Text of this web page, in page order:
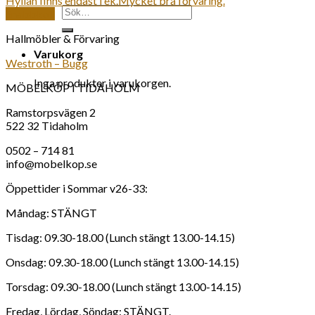
Sök
efter:
Varukorg
Inga produkter i varukorgen.
Hallmöbler & Förvaring
Westroth – Bugg
MÖBELKÖP I TIDAHOLM
Ramstorpsvägen 2
522 32 Tidaholm
0502 – 714 81
info@mobelkop.se
Öppettider i Sommar v26-33:
Måndag: STÄNGT
Tisdag: 09.30-18.00 (Lunch stängt 13.00-14.15)
Onsdag: 09.30-18.00 (Lunch stängt 13.00-14.15)
Torsdag: 09.30-18.00 (Lunch stängt 13.00-14.15)
Fredag, Lördag, Söndag: STÄNGT.